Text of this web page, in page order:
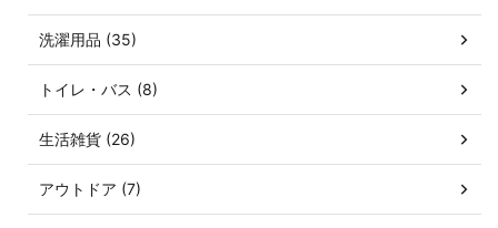
洗濯用品 (35)
トイレ・バス (8)
生活雑貨 (26)
アウトドア (7)